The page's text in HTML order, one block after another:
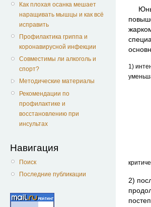
Как плохая осанка мешает
наращивать мышцы и как всё
исправить
Профилактика гриппа и
коронавирусной инфекции
Совместимы ли алкоголь и
спорт?
Методические материалы
Рекомендации по
профилактике и
восстановлению при
инсультах
Навигация
Поиск
Последние публикации
Юные
1)
2)